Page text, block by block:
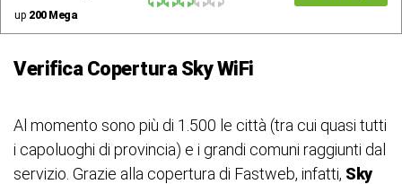
up 200 Mega
Verifica Copertura Sky WiFi
Al momento sono più di 1.500 le città (tra cui quasi tutti
i capoluoghi di provincia) e i grandi comuni raggiunti dal
servizio. Grazie alla copertura di Fastweb, infatti, Sky